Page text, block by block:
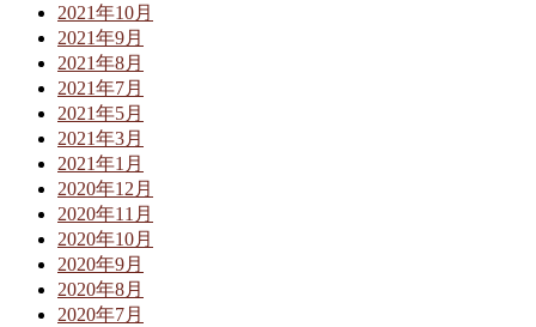
2021年10月
2021年9月
2021年8月
2021年7月
2021年5月
2021年3月
2021年1月
2020年12月
2020年11月
2020年10月
2020年9月
2020年8月
2020年7月